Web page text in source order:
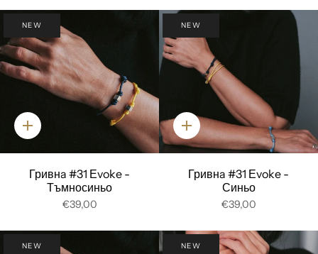
NEW
Добави
Гривнa #31 Еvoke -
Тъмносиньо
€39,00
NEW
Добави
Гривнa #31 Еvoke -
Синьо
€39,00
NEW NEW